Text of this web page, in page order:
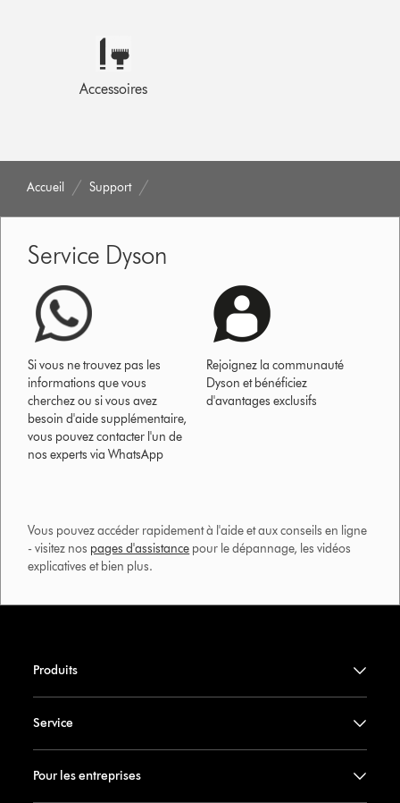
Accessoires
Accueil Support
Service Dyson
Si vous ne trouvez pas les
informations que vous
cherchez ou si vous avez
besoin d'aide supplémentaire,
vous pouvez contacter l'un de
nos experts via WhatsApp
Rejoignez la communauté
Dyson et bénéficiez
d'avantages exclusifs
Vous pouvez accéder rapidement à l'aide et aux conseils en ligne
- visitez nos pages d'assistance pour le dépannage, les vidéos
explicatives et bien plus.​
Produits
Service
Pour les entreprises